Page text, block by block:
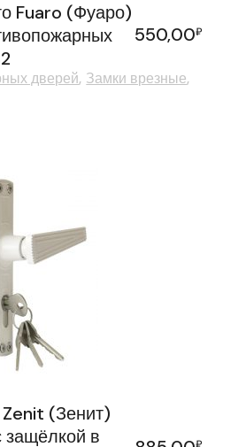
Fuaro (Фуаро)
550,00₽
дверей Замки врезные
(Зенит)
в
₽